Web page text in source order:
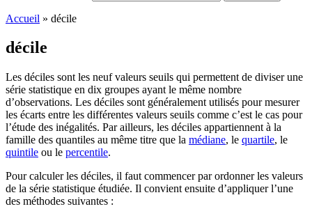
Accueil » décile
décile
Les déciles sont les neuf valeurs seuils qui permettent de diviser une
série statistique en dix groupes ayant le même nombre
d’observations. Les déciles sont généralement utilisés pour mesurer
les écarts entre les différentes valeurs seuils comme c’est le cas pour
l’étude des inégalités. Par ailleurs, les déciles appartiennent à la
famille des quantiles au même titre que la médiane, le quartile, le
quintile ou le percentile.
Pour calculer les déciles, il faut commencer par ordonner les valeurs
de la série statistique étudiée. Il convient ensuite d’appliquer l’une
des méthodes suivantes :